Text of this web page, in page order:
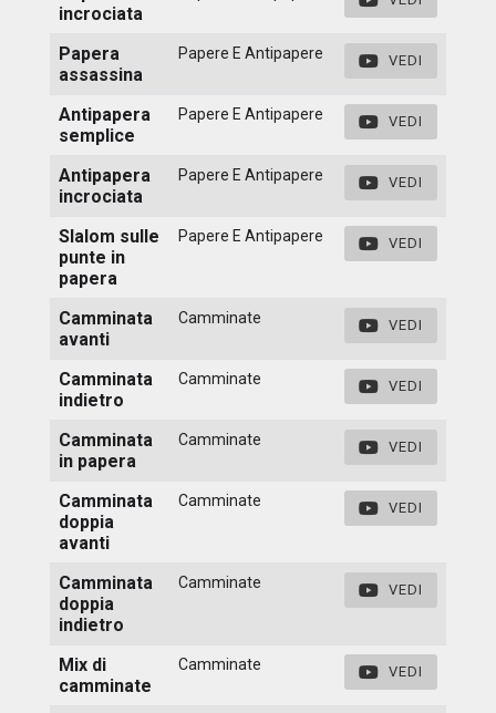
incrociata
Papera
assassina
Papere E Antipapere VEDI
Antipapera
semplice
Papere E Antipapere VEDI
Antipapera
incrociata
Papere E Antipapere VEDI
Slalom sulle
punte in
papera
Papere E Antipapere VEDI
Camminata
avanti
Camminate VEDI
Camminata
indietro
Camminate VEDI
Camminata
in papera
Camminate VEDI
Camminata
doppia
avanti
Camminate VEDI
Camminata
doppia
indietro
Camminate VEDI
Mix di
camminate
Camminate VEDI